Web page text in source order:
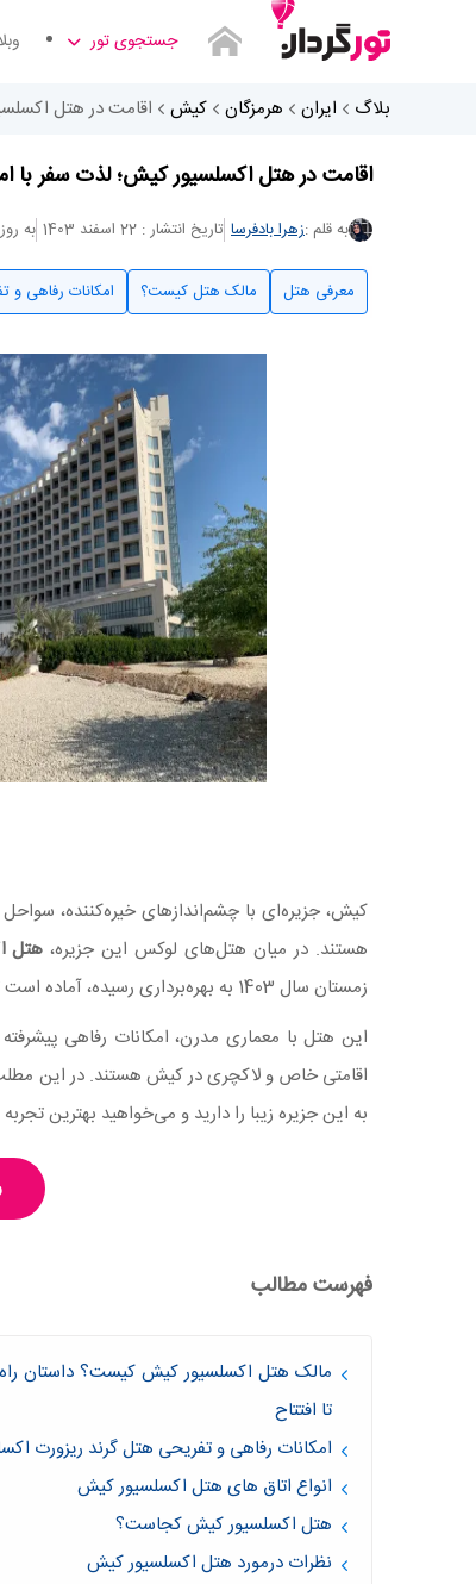
جستجوی تور
بلاگ ایران هرمزگان کیش اقامت در هتل
اقامت در هتل اکسلسیور کیش؛ لذت سفر با
به قلم :زهرا بادفرسا تاریخ انتشار : 22 اسفند 1403 به
معرفی هتل مالک هتل کیست؟ امکانات رفاهی و
کیش، جزیره‌ای با چشم‌اندازهای خیره‌کننده،
هستند. در میان هتل‌های لوکس این جزیره، هتل
زمستان سال 1403 به بهره‌برداری رسیده، آماده است تا لحظاتی فراموش‌نشدنی را برای میهمانان خود رقم بزند.
این هتل با معماری مدرن، امکانات رفاهی
اقامتی خاص و لاکچری در کیش هستند. در این
به این جزیره زیبا را دارید و می‌خواهید بهترین
فهرست مطالب
مالک هتل اکسلسیور کیش کیست؟ داستان
تا افتتاح
امکانات رفاهی و تفریحی هتل گرند ریزورت
انواع اتاق های هتل اکسلسیور کیش
هتل اکسلسیور کیش کجاست؟
نظرات درمورد هتل اکسلسیور کیش